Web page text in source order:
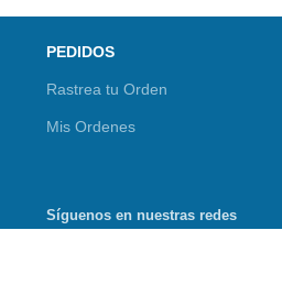
PEDIDOS
Rastrea tu Orden
Mis Ordenes
Síguenos en nuestras redes